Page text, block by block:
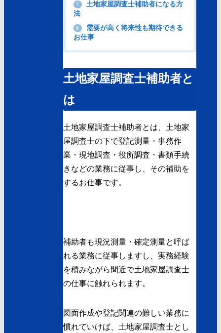
7
土地家屋調査士補助者になる方
法
8
需要が高く将来性も期待できる
お仕事
土地家屋調査士補助者と
は
土地家屋調査士補助者とは、土地家
屋調査士の下で登記測量・事務作
業・現地調査・役所調査・書類手続
きなどの業務に従事し、その補助を
するお仕事です。
補助者も現況測量・確定測量と呼ば
れる業務に従事しますし、実務経験
を積みながら間近で土地家屋調査士
の仕事に触れられます。
図面作成や登記関連の難しい業務に
慣れていけば、土地家屋調査士とし